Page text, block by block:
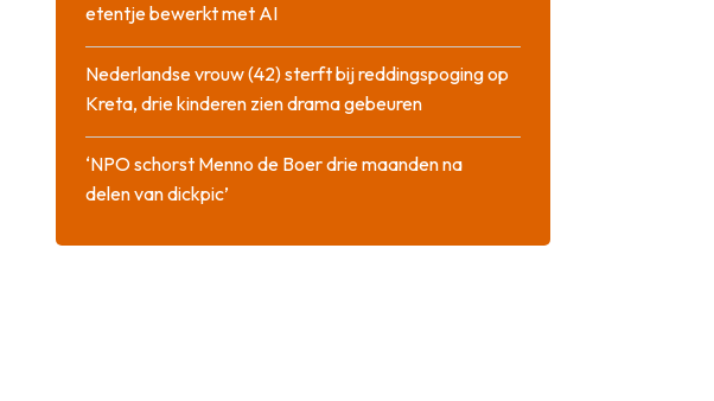
etentje bewerkt met AI
Nederlandse vrouw (42) sterft bij reddingspoging op
Kreta, drie kinderen zien drama gebeuren
‘NPO schorst Menno de Boer drie maanden na
delen van dickpic’